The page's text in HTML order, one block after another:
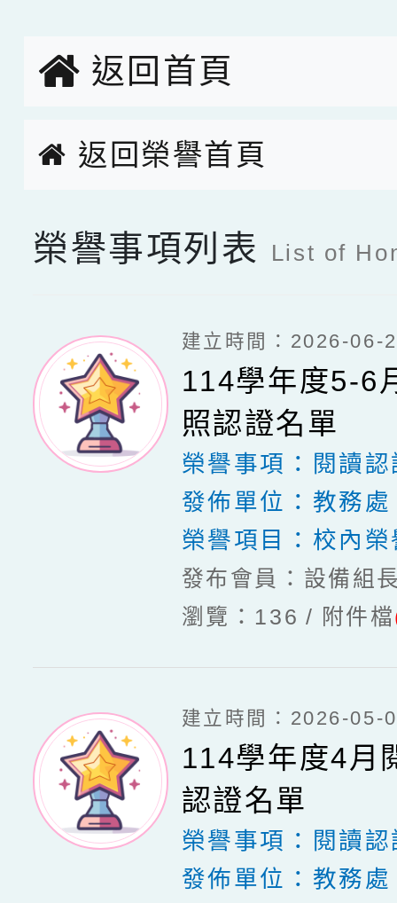
創客第三名。
返回首頁
返回榮譽首頁
返回榮譽首頁
榮譽事項列表 List of
建立時間：2026-06-
114學年度5-6
照認證名單
榮譽事項： 閱讀
發佈單位： 教務處
榮譽項目： 校內榮
發布會員：設備組
瀏覽：136
附件檔
建立時間：2026-05-
114學年度4月
認證名單
榮譽事項： 閱讀
發佈單位： 教務處